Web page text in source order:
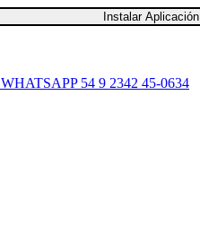
Instalar Aplicación
WHATSAPP 54 9 2342 45-0634